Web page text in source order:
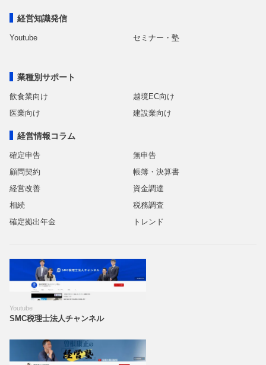
経営知識発信
Youtube セミナー・塾
業種別サポート
飲食業向け
越境EC向け
医業向け
建設業向け
経営情報コラム
確定申告
無申告
顧問契約
帳簿・決算書
経営改善
資金調達
相続
税務調査
確定拠出年金
トレンド
Youtube
SMC税理士法人チャンネル